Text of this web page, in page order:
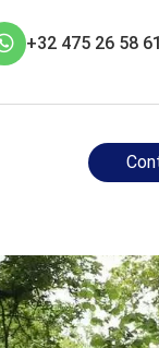
+32 475 26 58 61